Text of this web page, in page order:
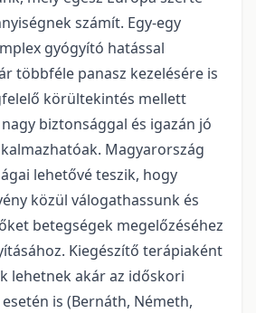
számít. Egy-egy
gyógyító hatással
többféle panasz kezelésére is
körültekintés mellett
biztonsággal és igazán jó
Magyarország
lehetővé teszik, hogy
közül válogathassunk és
betegségek megelőzéséhez
Kiegészítő terápiaként
lehetnek akár az időskori
is (Bernáth, Németh,